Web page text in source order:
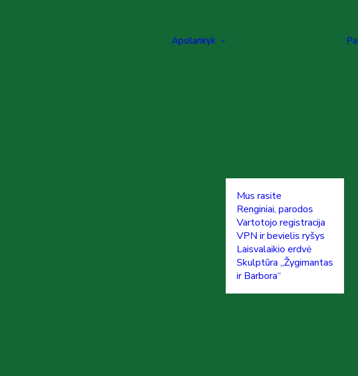
Apsilankyk
Mus rasite
Renginiai, parodos
Vartotojo registracija
VPN ir bevielis ryšys
Laisvalaikio erdvė
Skulptūra „Žygimantas
ir Barbora“